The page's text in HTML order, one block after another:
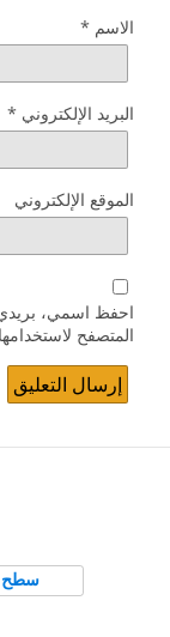
الاسم *
البريد الإلكتروني *
الموقع الإلكتروني
احفظ اسمي، بريدي
المتصفح
سطح